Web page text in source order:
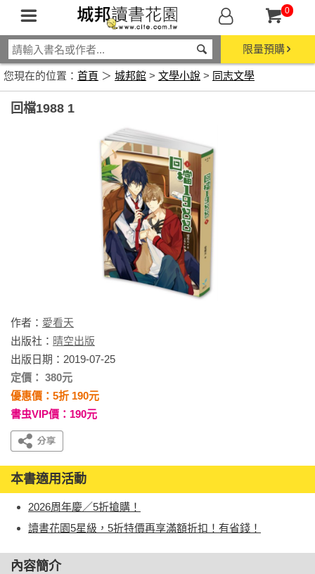
0
限量預購
您現在的位置： 首頁 ＞ 城邦館 > 文學小說 > 同志文學
回檔1988 1
作者： 愛看天
出版社： 晴空出版
出版日期：2019-07-25
定價： 380元
優惠價：5折 190元
書虫VIP價：190元
本書適用活動
2026周年慶／5折搶購！
讀書花園5星級，5折特價再享滿額折扣！有省錢！
內容簡介